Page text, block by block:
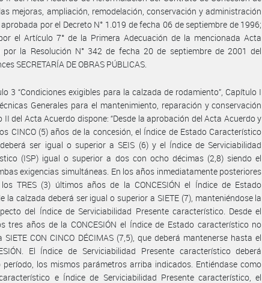
mejoras, ampliación, remodelación, conservación y administración
por el Decreto N° 1.019 de fecha 06 de septiembre de 1996;
el Artículo 7° de la Primera Adecuación de la mencionada Acta
por la Resolución N° 342 de fecha 20 de septiembre de 2001 del
SECRETARÍA DE OBRAS PÚBLICAS.
3 “Condiciones exigibles para la calzada de rodamiento”, Capítulo I
Generales para el mantenimiento, reparación y conservación
II del Acta Acuerdo dispone: “Desde la aprobación del Acta Acuerdo y
CINCO (5) años de la concesión, el Índice de Estado Característico
ser igual o superior a SEIS (6) y el Índice de Serviciabilidad
(ISP) igual o superior a dos con ocho décimas (2,8) siendo el
exigencias simultáneas. En los años inmediatamente posteriores
TRES (3) últimos años de la CONCESIÓN el Índice de Estado
la calzada deberá ser igual o superior a SIETE (7), manteniéndose la
del Índice de Serviciabilidad Presente característico. Desde el
tres años de la CONCESIÓN el Índice de Estado característico no
CON CINCO DÉCIMAS (7,5), que deberá mantenerse hasta el
El Índice de Serviciabilidad Presente característico deberá
período, los mismos parámetros arriba indicados. Entiéndase como
e Índice de Serviciabilidad Presente característico, el